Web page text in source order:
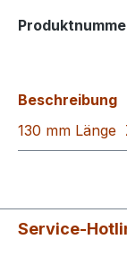
Beschreibung
130 mm Länge
Service-